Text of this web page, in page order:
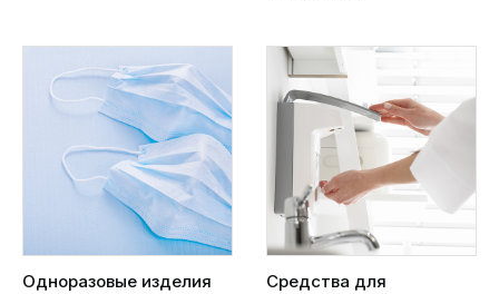
Одноразовые изделия
Средства для